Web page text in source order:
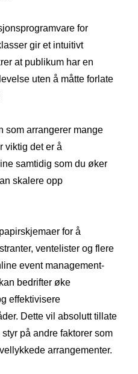
for
gir et intuitivt
at publikum har en
uten å måtte forlate
som arrangerer mange
viktig det er å
samtidig som du øker
skalere opp
for å
ventelister og flere
event management-
bedrifter øke
effektivisere
Dette vil absolutt tillate
på andre faktorer som
arrangementer.